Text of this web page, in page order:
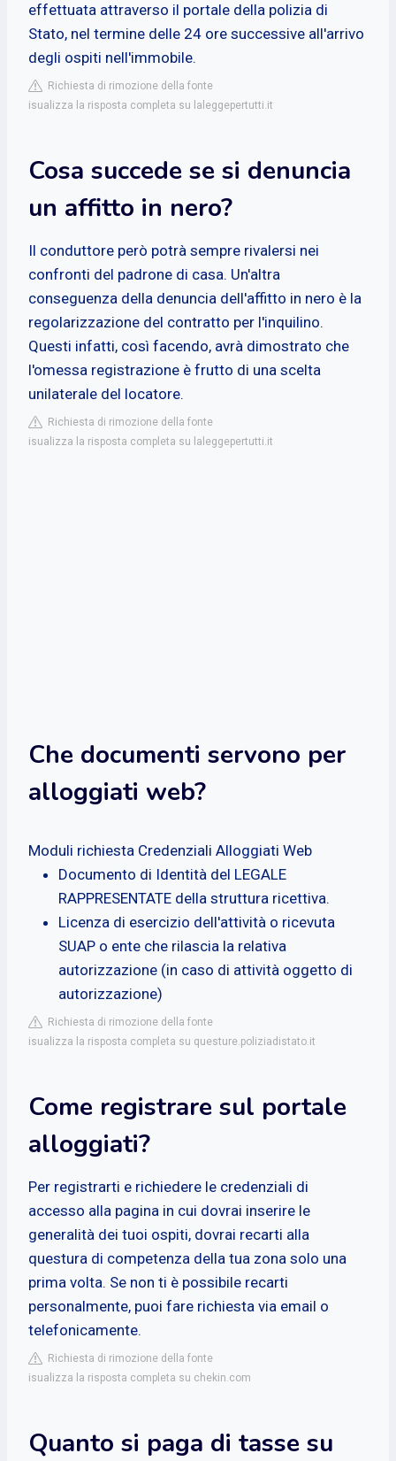
effettuata attraverso il portale della polizia di
Stato, nel termine delle 24 ore successive all'arrivo
degli ospiti nell'immobile.
Richiesta di rimozione della fonte
isualizza la risposta completa su laleggepertutti.it
Cosa succede se si denuncia
un affitto in nero?
Il conduttore però potrà sempre rivalersi nei
confronti del padrone di casa. Un'altra
conseguenza della denuncia dell'affitto in nero è la
regolarizzazione del contratto per l'inquilino.
Questi infatti, così facendo, avrà dimostrato che
l'omessa registrazione è frutto di una scelta
unilaterale del locatore.
Richiesta di rimozione della fonte
isualizza la risposta completa su laleggepertutti.it
Che documenti servono per
alloggiati web?
Moduli richiesta Credenziali Alloggiati Web
Documento di Identità del LEGALE
RAPPRESENTATE della struttura ricettiva.
Licenza di esercizio dell'attività o ricevuta
SUAP o ente che rilascia la relativa
autorizzazione (in caso di attività oggetto di
autorizzazione)
Richiesta di rimozione della fonte
isualizza la risposta completa su questure.poliziadistato.it
Come registrare sul portale
alloggiati?
Per registrarti e richiedere le credenziali di
accesso alla pagina in cui dovrai inserire le
generalità dei tuoi ospiti, dovrai recarti alla
questura di competenza della tua zona solo una
prima volta. Se non ti è possibile recarti
personalmente, puoi fare richiesta via email o
telefonicamente.
Richiesta di rimozione della fonte
isualizza la risposta completa su chekin.com
Quanto si paga di tasse su